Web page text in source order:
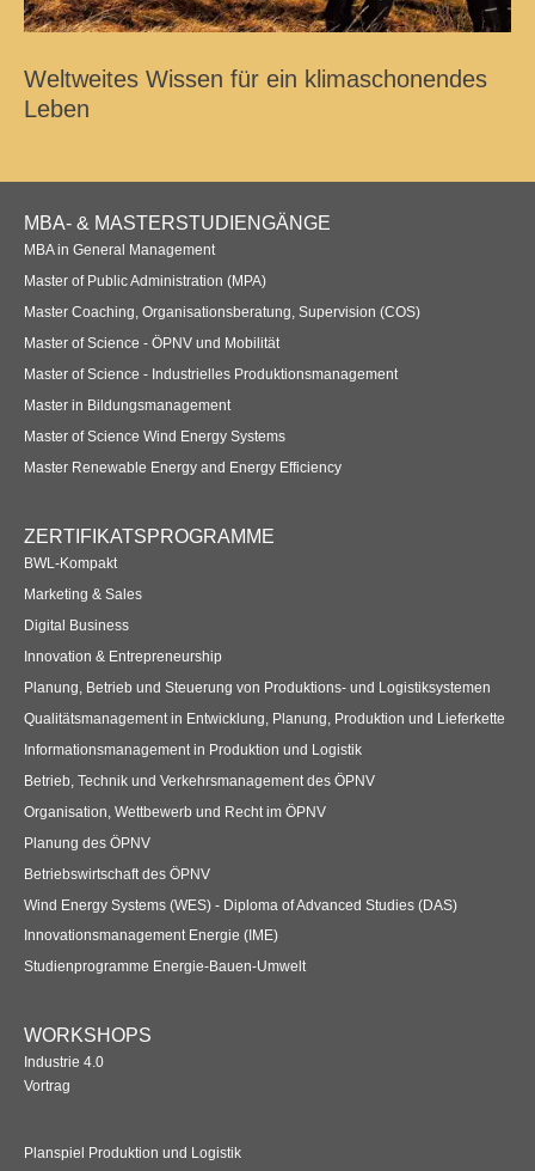
Weltweites Wissen für ein klimaschonendes
Leben
Footer
Navigation
MBA- & MASTERSTUDIENGÄNGE
MBA in General Management
Master of Public Administration (MPA)
Master Coaching, Organisationsberatung, Supervision (COS)
Master of Science - ÖPNV und Mobilität
Master of Science - Industrielles Produktionsmanagement
Master in Bildungsmanagement
Master of Science Wind Energy Systems
Master Renewable Energy and Energy Efficiency
ZERTIFIKATSPROGRAMME
BWL-Kompakt
Marketing & Sales
Digital Business
Innovation & Entrepreneurship
Planung, Betrieb und Steuerung von Produktions- und Logistiksystemen
Qualitätsmanagement in Entwicklung, Planung, Produktion und Lieferkette
Informationsmanagement in Produktion und Logistik
Betrieb, Technik und Verkehrsmanagement des ÖPNV
Organisation, Wettbewerb und Recht im ÖPNV
Planung des ÖPNV
Betriebswirtschaft des ÖPNV
Wind Energy Systems (WES) - Diploma of Advanced Studies (DAS)
Innovationsmanagement Energie (IME)
Studienprogramme Energie-Bauen-Umwelt
WORKSHOPS
Industrie 4.0
Vortrag
Planspiel Produktion und Logistik